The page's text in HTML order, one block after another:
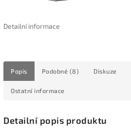
Detailní informace
Popis Podobné (8) Diskuze
Ostatní informace
Detailní popis produktu